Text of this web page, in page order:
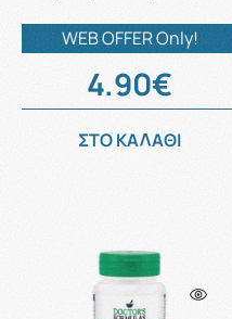
WEB OFFER Only!
4.90€
ΣΤΟ ΚΑΛΑΘΙ